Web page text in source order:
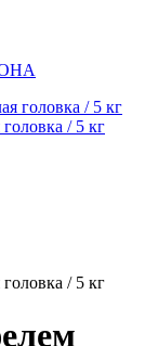
/ 5 кг
/ 5 кг